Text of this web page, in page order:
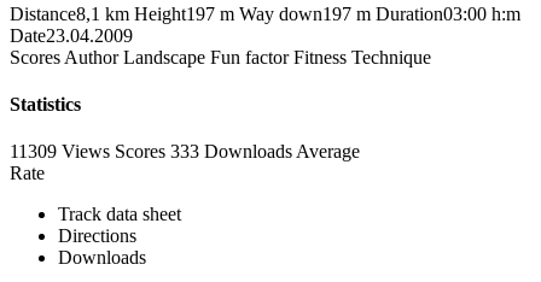
Distance8,1 km Height197 m Way down197 m Duration03:00 h:m
Date23.04.2009
Scores Author Landscape Fun factor Fitness Technique
Statistics
11309 Views Scores 333 Downloads Average
Rate
Track data sheet
Directions
Downloads